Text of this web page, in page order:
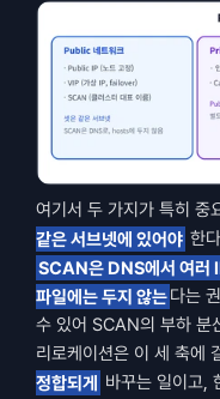
여기서 두 가지가 특히 중
같은 서브넷에 있어야
SCAN은 DNS에서 여러
파일에는 두지 않는다는
수 있어 SCAN의 부하 분
리로케이션은 이 세 축에
정합되게 바꾸는 일이고,